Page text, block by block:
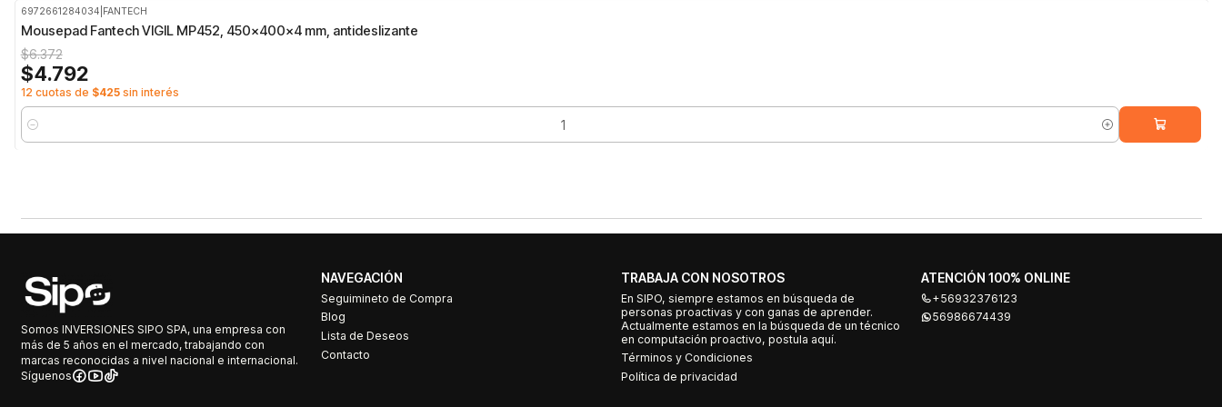
6972661284034 FANTECH
Mousepad Fantech VIGIL MP452, 450x400x4 mm, antideslizante
$6.372
$4.792
12 cuotas de $425sin interés
Cantidad
Somos INVERSIONES SIPO SPA, una empresa con
más de 5 años en el mercado, trabajando con
marcas reconocidas a nivel nacional e internacional.
Síguenos
NAVEGACIÓN
Seguimineto de Compra
Blog
Lista de Deseos
Contacto
TRABAJA CON NOSOTROS
En SIPO, siempre estamos en búsqueda de
personas proactivas y con ganas de aprender.
Actualmente estamos en la búsqueda de un técnico
en computación proactivo, postula aquí.
Términos y Condiciones
Política de privacidad
ATENCIÓN 100% ONLINE
+56932376123
56986674439